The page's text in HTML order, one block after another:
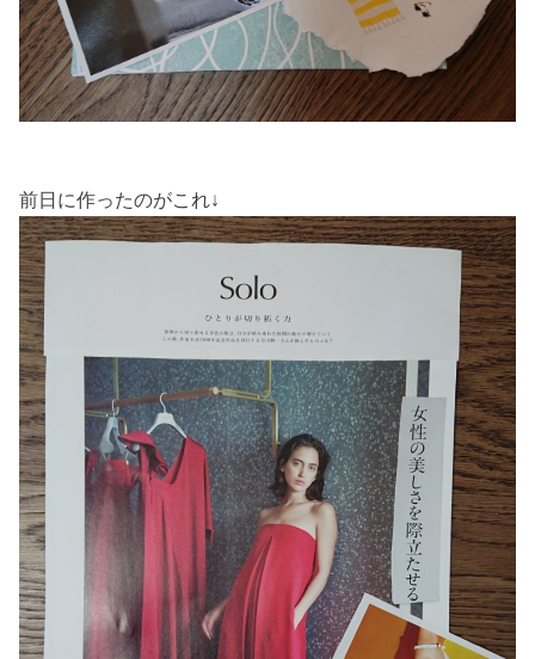
前日に作ったのがこれ↓